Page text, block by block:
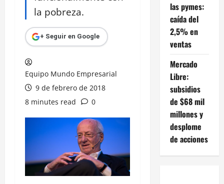
la pobreza.
+ Seguir en Google
Equipo Mundo Empresarial
9 de febrero de 2018
8 minutes read
0
las pymes:
caída del
2,5% en
ventas
Mercado
Libre:
subsidios
de $68 mil
millones y
desplome
de acciones